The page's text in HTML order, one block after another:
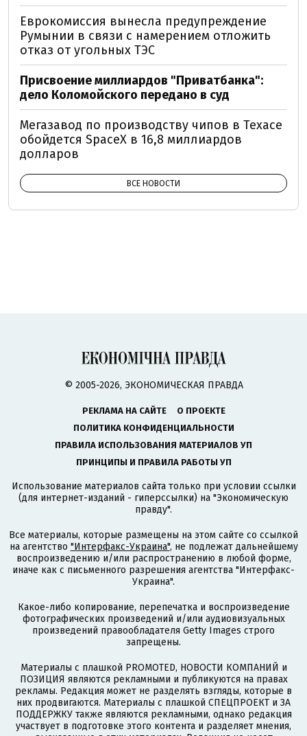
Еврокомиссия вынесла предупреждение
Румынии в связи с намерением отложить
отказ от угольных ТЭС
Присвоение миллиардов "Приватбанка":
дело Коломойского передано в суд
Мегазавод по производству чипов в Техасе
обойдется SpaceX в 16,8 миллиардов
долларов
ВСЕ НОВОСТИ
© 2005-2026, ЭКОНОМИЧЕСКАЯ ПРАВДА
РЕКЛАМА НА САЙТЕ
О ПРОЕКТЕ
ПОЛИТИКА КОНФИДЕНЦИАЛЬНОСТИ
ПРАВИЛА ИСПОЛЬЗОВАНИЯ МАТЕРИАЛОВ УП
ПРИНЦИПЫ И ПРАВИЛА РАБОТЫ УП
Использование материалов сайта только при условии ссылки
(для интернет-изданий - гиперссылки) на "Экономическую
правду".
Все материалы, которые размещены на этом сайте со ссылкой
на агентство "Интерфакс-Украина", не подлежат дальнейшему
воспроизведению и/или распространению в любой форме,
иначе как с письменного разрешения агентства "Интерфакс-
Украина".
Какое-либо копирование, перепечатка и воспроизведение
фотографических произведений и/или аудиовизуальных
произведений правообладателя Getty Images строго
запрещены.
Материалы с плашкой PROMOTED, НОВОСТИ КОМПАНИЙ и
ПОЗИЦИЯ являются рекламными и публикуются на правах
рекламы. Редакция может не разделять взгляды, которые в
них продвигаются. Материалы с плашкой СПЕЦПРОЕКТ и ЗА
ПОДДЕРЖКУ также являются рекламными, однако редакция
участвует в подготовке этого контента и разделяет мнения,